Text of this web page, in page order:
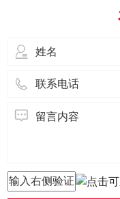
用场景、
量。作为